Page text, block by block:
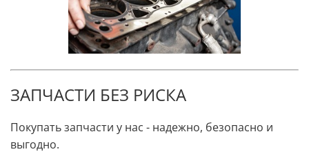
ЗАПЧАСТИ БЕЗ РИСКА
Покупать запчасти у нас - надежно, безопасно и
выгодно.